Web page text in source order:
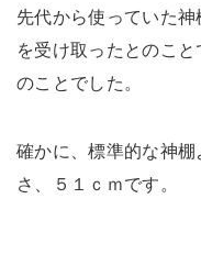
先代から使っていた
を受け取ったとのこ
のことでした。
確かに、標準的な神
さ、５１ｃｍです。